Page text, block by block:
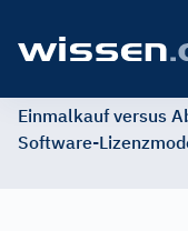
Einmalkauf versus
Software-